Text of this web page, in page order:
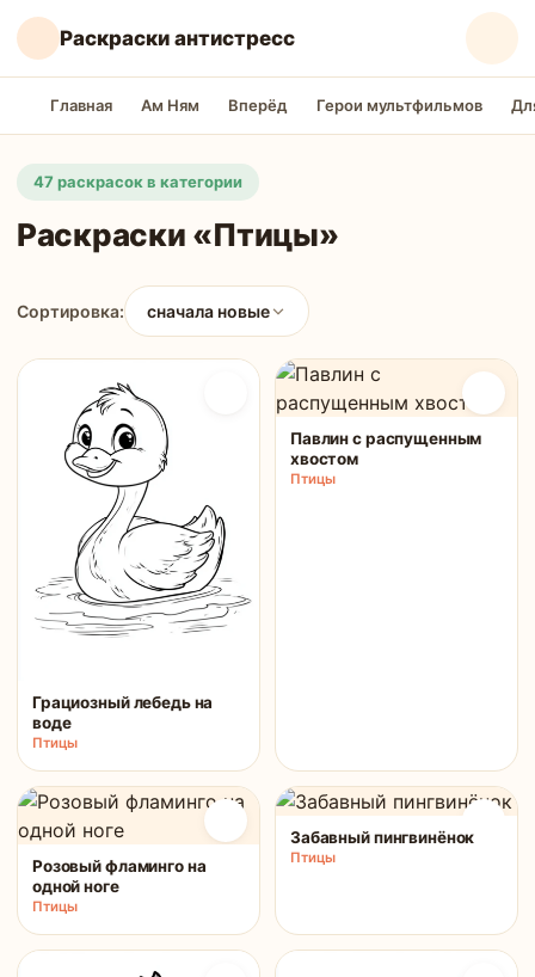
Раскраски антистресс
Главная Ам Ням Вперёд Герои мультфильмов
47 раскрасок в категории
Раскраски «Птицы»
Сортировка: сначала новые
Грациозный лебедь на
воде
Птицы
Павлин с распущенным
хвостом
Птицы
Розовый фламинго на
одной ноге
Птицы
Забавный пингвинёнок
Птицы